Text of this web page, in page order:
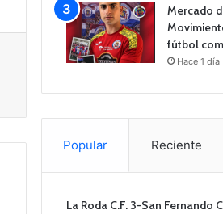
Mercado
fútbol
Hace 1 día
Popular Reciente
La Roda C.F. 3-San Fernando